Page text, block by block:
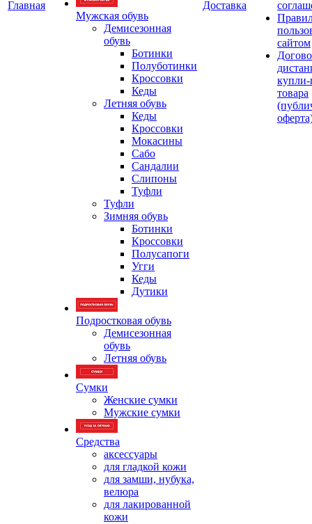
Главная
Мужская обувь
Демисезонная
обувь
Ботинки
Полуботинки
Кроссовки
Кеды
Летняя обувь
Кеды
Кроссовки
Мокасины
Сабо
Сандалии
Слипоны
Туфли
Туфли
Зимняя обувь
Ботинки
Кроссовки
Полусапоги
Угги
Кеды
Дутики
Подростковая обувь
Демисезонная
обувь
Летняя обувь
Сумки
Женские сумки
Мужские сумки
Средства
аксессуары
для гладкой кожи
для замши, нубука,
велюра
для лакированной
кожи
Доставка
сайтом
товара